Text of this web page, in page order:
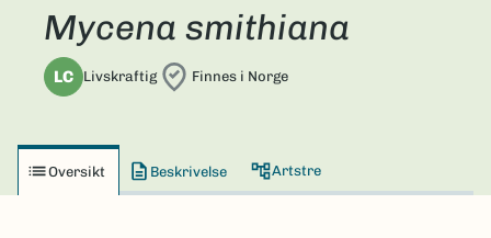
Mycena smithiana
LC Livskraftig Finnes i Norge
Oversikt Beskrivelse Artstre